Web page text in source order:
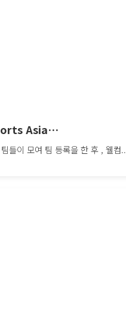
Asia…
들이 모여 팀 등록을 한 후 , 웰컴..